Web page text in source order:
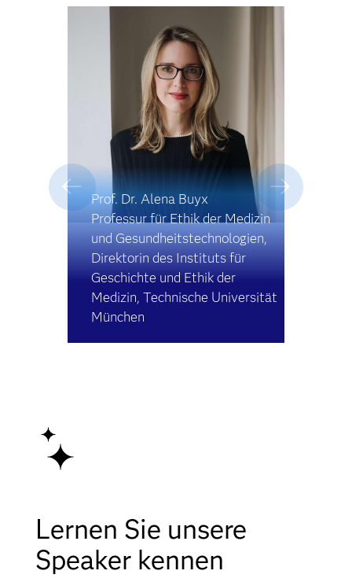
Prof. Dr. Alena Buyx
Professur für Ethik der Medizin
und Gesundheitstechnologien,
Direktorin des Instituts für
Geschichte und Ethik der
Medizin, Technische Universität
München
Lernen Sie unsere
Speaker kennen